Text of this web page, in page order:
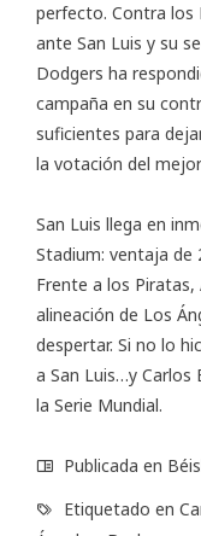
perfecto. Contra los
ante San Luis y su
Dodgers ha
campaña en su
suficientes para
la votación del
San Luis llega en
Stadium: ventaja de
Frente a los
alineación de Los
despertar. Si no lo
a San Luis…y Carlos
la Serie Mundial.
Publicada en
Etiquetado en